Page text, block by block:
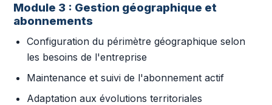
Module 3 : Gestion géographique et
abonnements
Configuration du périmètre géographique selon
les besoins de l'entreprise
Maintenance et suivi de l'abonnement actif
Adaptation aux évolutions territoriales